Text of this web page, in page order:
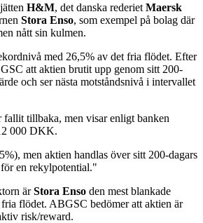
H&M, det danska rederiet Maersk
Stora Enso, som exempel på bolag där
nått sin kulmen.
med 26,5% av det fria flödet. Efter
att aktien brutit upp genom sitt 200-
och ser nästa motståndsnivå i intervallet
fallit tillbaka, men visar enligt banken
000 DKK.
men aktien handlas över sitt 200-dagars
en rekylpotential."
ärStora Enso den mest blankade
flödet. ABGSC bedömer att aktien är
risk/reward.